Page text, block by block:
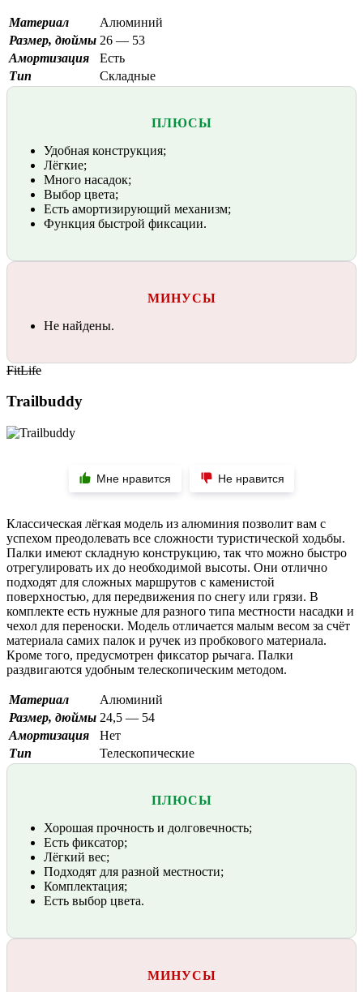
Материал
Алюминий
Размер, дюймы 26 — 53
Амортизация
Есть
Тип
Складные
ПЛЮСЫ
Удобная конструкция;
Лёгкие;
Много насадок;
Выбор цвета;
Есть амортизирующий механизм;
Функция быстрой фиксации.
МИНУСЫ
Не найдены.
FitLife
Trailbuddy
Мне нравится Не нравится
Классическая лёгкая модель из алюминия позволит вам с
успехом преодолевать все сложности туристической ходьбы.
Палки имеют складную конструкцию, так что можно быстро
отрегулировать их до необходимой высоты. Они отлично
подходят для сложных маршрутов с каменистой
поверхностью, для передвижения по снегу или грязи. В
комплекте есть нужные для разного типа местности насадки и
чехол для переноски. Модель отличается малым весом за счёт
материала самих палок и ручек из пробкового материала.
Кроме того, предусмотрен фиксатор рычага. Палки
раздвигаются удобным телескопическим методом.
Материал
Алюминий
Размер, дюймы 24,5 — 54
Амортизация
Нет
Тип
Телескопические
ПЛЮСЫ
Хорошая прочность и долговечность;
Есть фиксатор;
Лёгкий вес;
Подходят для разной местности;
Комплектация;
Есть выбор цвета.
МИНУСЫ